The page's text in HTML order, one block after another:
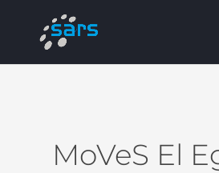
MoVeS El